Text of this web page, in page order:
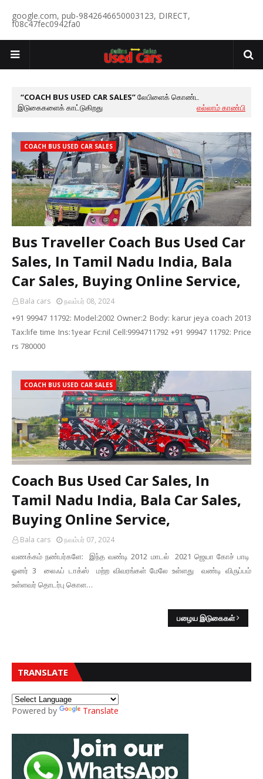
google.com, pub-9842646650003123, DIRECT,
f08c47fec0942fa0
COACH BUS USED CAR SALES லேபிளைக் கொண்ட
இடுகைகளைக் காட்டுகிறது
எல்லாம் காண்பி
COACH BUS USED CAR SALES
Bus Traveller Coach Bus Used Car
Sales, In Tamil Nadu India, Bala
Car Sales, Buying Online Service,
Bala cars நவம்பர் 08, 2024
+91 99947 11792: Model:2002 Owner:2 Body: karur jeya coach 2013
Tax:life time Ins:1year Fc:nil Cell:9994711792 +91 99947 11792: Price
rs 780000
COACH BUS USED CAR SALES
Coach Bus Used Car Sales, In
Tamil Nadu India, Bala Car Sales,
Buying Online Service,
Bala cars நவம்பர் 07, 2024
வணக்கம் நண்பர்களே: இந்த வண்டி 2012 மாடல் 2021 ஜெயா கோச் பாடி
ஓனர் 3 லைஃப் டாக்ஸ் மற்ற விவரங்கள் மேலே உள்ளது வண்டி விருப்பம்
உள்ளவர் தொடர்பு கொள…
பழைய இடுகைகள்
TRANSLATE
Powered by Translate